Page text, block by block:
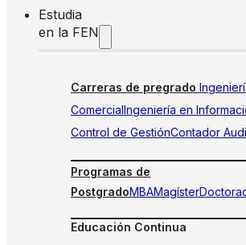
Estudia
en la FEN
Carreras de pregrado
ComercialIngeniería en
Control de GestiónContador
Programas de
PostgradoMBAMagíster
Educación Continua